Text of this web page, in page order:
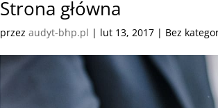
Strona główna
przezaudyt-bhp.pl | lut 13, 2017 | Bez